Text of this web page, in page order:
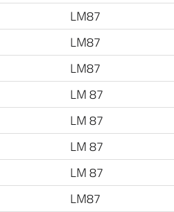
LM87
LM87
LM87
LM 87
LM 87
LM 87
LM 87
LM87